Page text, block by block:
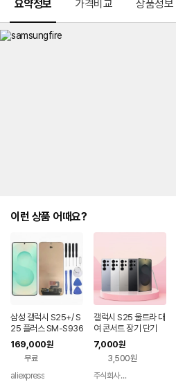
택
약
정
는
대
적
인
기
간
을
내
를
나
는
요약정보 가격비교 상품정보
이런 상품 어때요?
삼성 갤럭시 S25+/ S
25 플러스 SM-S936
U/S936B 휴대폰 액
세서리에 적합한 프레
임 포함 오리지널 AM
OLED 스크린
169,000원
무료
aliexpress
갤럭시 S25 울트라 대
여 콘서트 장기 단기
7,000원
3,500원
주식회사 폰빌리지